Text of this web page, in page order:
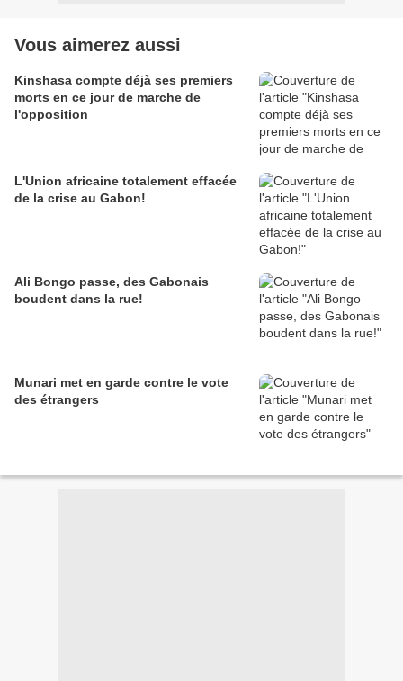
Vous aimerez aussi
Kinshasa compte déjà ses premiers
morts en ce jour de marche de
l'opposition
L'Union africaine totalement effacée
de la crise au Gabon!
Ali Bongo passe, des Gabonais
boudent dans la rue!
Munari met en garde contre le vote
des étrangers